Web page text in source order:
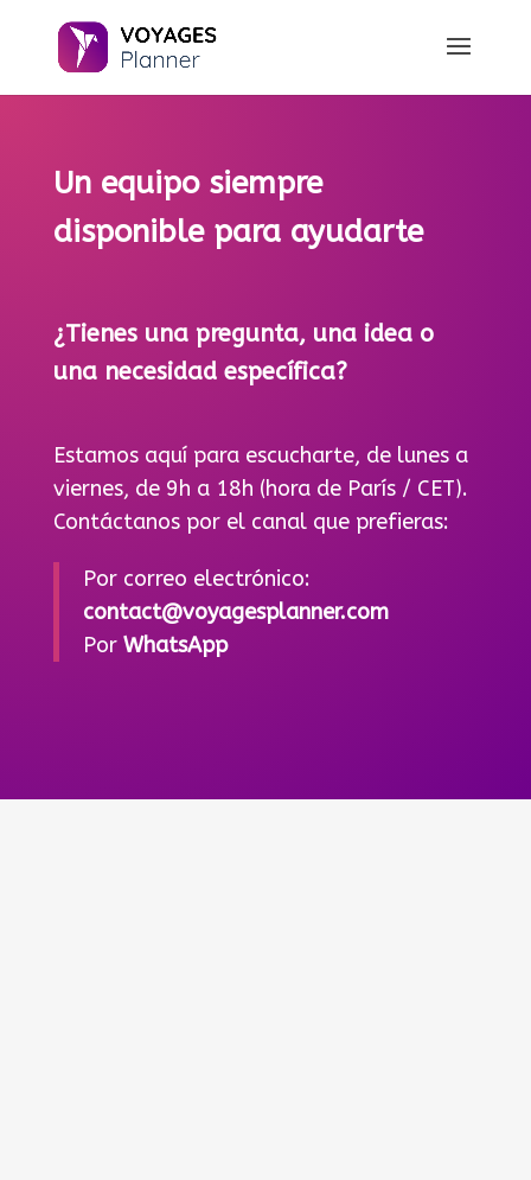
Un equipo siempre
disponible para ayudarte
¿Tienes una pregunta, una idea o
una necesidad específica?
Estamos aquí para escucharte, de lunes a
viernes, de 9h a 18h (hora de París / CET).
Contáctanos por el canal que prefieras:
Por correo electrónico:
contact@voyagesplanner.com
Por WhatsApp